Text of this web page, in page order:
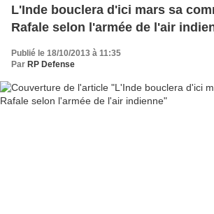
L'Inde bouclera d'ici mars sa
Rafale selon l'armée de l'air
Publié le 18/10/2013 à 11:35
Par RP Defense